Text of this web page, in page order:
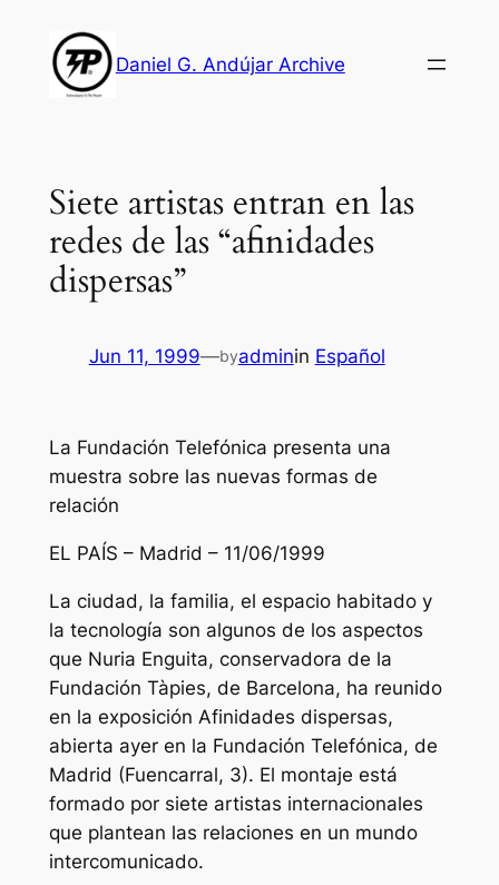
content
Daniel G. Andújar Archive
Siete artistas entran en las
redes de las “afinidades
dispersas”
Jun 11, 1999—byadminin Español
La Fundación Telefónica presenta una
muestra sobre las nuevas formas de
relación
EL PAÍS – Madrid – 11/06/1999
La ciudad, la familia, el espacio habitado y
la tecnología son algunos de los aspectos
que Nuria Enguita, conservadora de la
Fundación Tàpies, de Barcelona, ha reunido
en la exposición Afinidades dispersas,
abierta ayer en la Fundación Telefónica, de
Madrid (Fuencarral, 3). El montaje está
formado por siete artistas internacionales
que plantean las relaciones en un mundo
intercomunicado.